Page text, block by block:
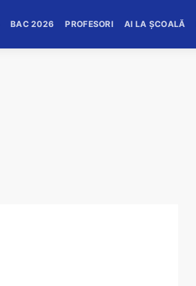
BAC 2026 PROFESORI AI LA ȘCOALĂ